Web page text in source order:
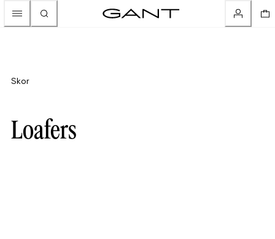
Skor
Loafers